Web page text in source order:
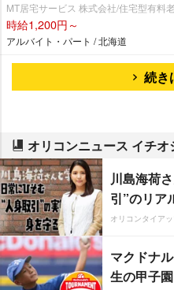
MT居宅サービス 株式会社/住宅型有料
時給1,200円～
アルバイト・パート / 北海道
続き
オリコンニュース イチオ
川島海荷
引”のリア
オリコンタイア
マクドナ
生の甲子園